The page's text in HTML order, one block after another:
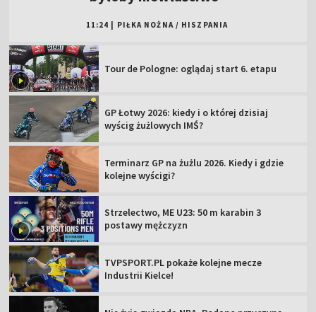
11:24 PIŁKA NOŻNA / HISZPANIA
Tour de Pologne: oglądaj start 6. etapu
GP Łotwy 2026: kiedy i o której dzisiaj
wyścig żużlowych IMŚ?
Terminarz GP na żużlu 2026. Kiedy i gdzie
kolejne wyścigi?
Strzelectwo, ME U23: 50 m karabin 3
postawy mężczyzn
TVPSPORT.PL pokaże kolejne mecze
Industrii Kielce!